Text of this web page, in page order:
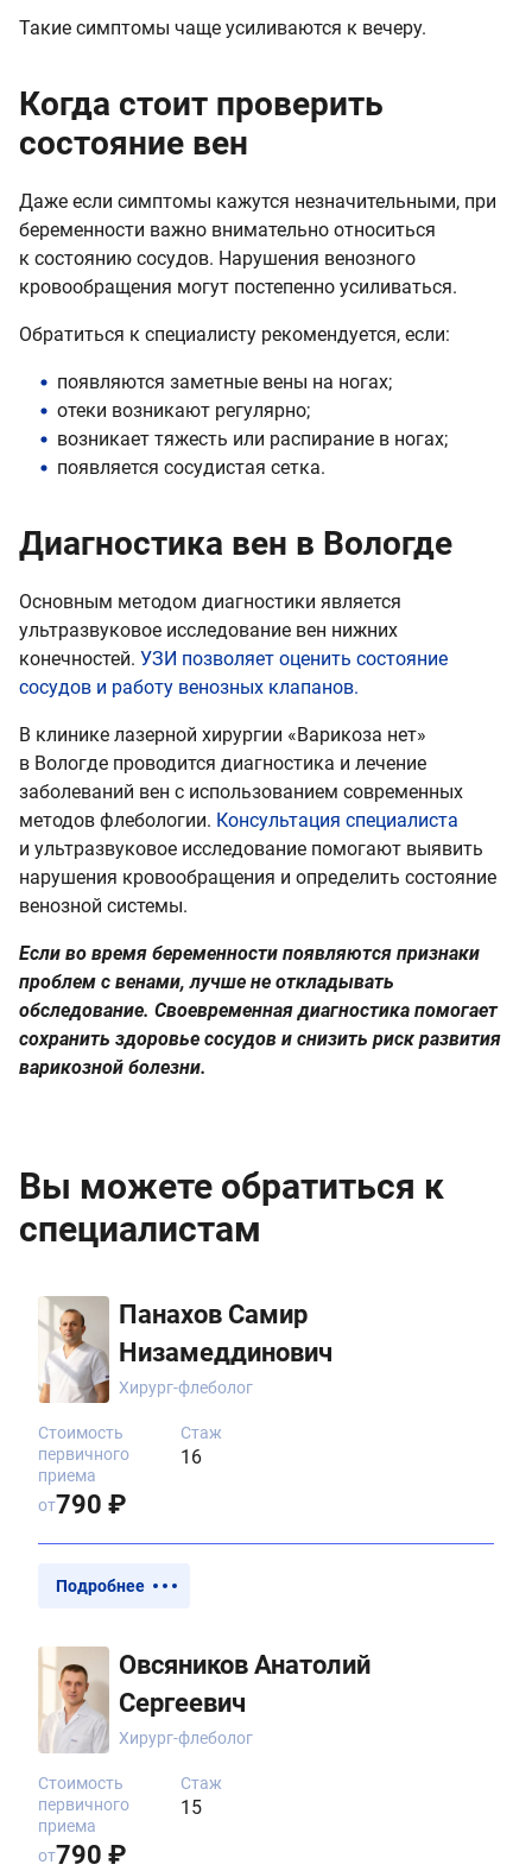
Такие симптомы чаще усиливаются к вечеру.
Когда стоит проверить
состояние вен
Даже если симптомы кажутся незначительными, при
беременности важно внимательно относиться
к состоянию сосудов. Нарушения венозного
кровообращения могут постепенно усиливаться.
Обратиться к специалисту рекомендуется, если:
появляются заметные вены на ногах;
отеки возникают регулярно;
возникает тяжесть или распирание в ногах;
появляется сосудистая сетка.
Диагностика вен в Вологде
Основным методом диагностики является
ультразвуковое исследование вен нижних
конечностей. УЗИ позволяет оценить состояние
сосудов и работу венозных клапанов.
В клинике лазерной хирургии «Варикоза нет»
в Вологде проводится диагностика и лечение
заболеваний вен с использованием современных
методов флебологии. Консультация специалиста
и ультразвуковое исследование помогают выявить
нарушения кровообращения и определить состояние
венозной системы.
Если во время беременности появляются признаки
проблем с венами, лучше не откладывать
обследование. Своевременная диагностика помогает
сохранить здоровье сосудов и снизить риск развития
варикозной болезни.
Вы можете обратиться к
специалистам
Панахов Самир
Низамеддинович
Хирург-флеболог
Стаж
16
Стоимость
первичного
приема
от790 ₽
Подробнее
Овсяников Анатолий
Сергеевич
Хирург-флеболог
Стаж
15
Стоимость
первичного
приема
от790 ₽